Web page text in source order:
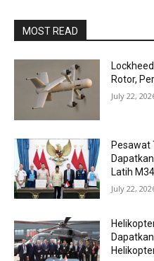
MOST READ
Rotor,
July 22,
Pesawat
Latih
July 22,